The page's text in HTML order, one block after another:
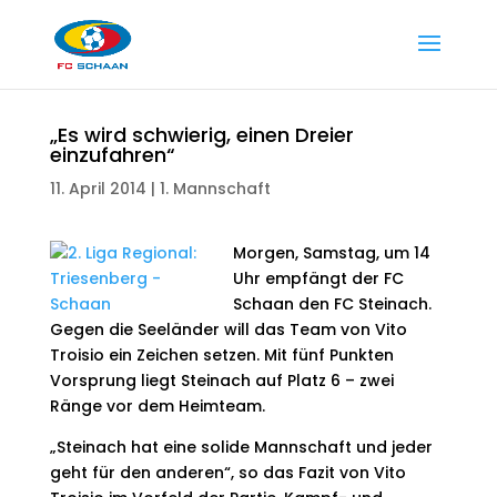
„Es wird schwierig, einen Dreier
einzufahren“
11. April 2014 | 1. Mannschaft
Morgen, Samstag, um 14
Uhr empfängt der FC
Schaan den FC Steinach.
Gegen die Seeländer will das Team von Vito
Troisio ein Zeichen setzen. Mit fünf Punkten
Vorsprung liegt Steinach auf Platz 6 – zwei
Ränge vor dem Heimteam.
„Steinach hat eine solide Mannschaft und jeder
geht für den anderen“, so das Fazit von Vito